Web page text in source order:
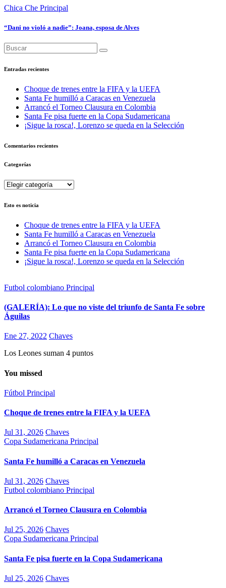
Chica Che Principal
“Dani no violó a nadie”: Joana, esposa de Alves
Entradas recientes
Choque de trenes entre la FIFA y la UEFA
Santa Fe humilló a Caracas en Venezuela
Arrancó el Torneo Clausura en Colombia
Santa Fe pisa fuerte en la Copa Sudamericana
¡Sigue la rosca!, Lorenzo se queda en la Selección
Comentarios recientes
Categorías
Categorías
Esto es noticia
Choque de trenes entre la FIFA y la UEFA
Santa Fe humilló a Caracas en Venezuela
Arrancó el Torneo Clausura en Colombia
Santa Fe pisa fuerte en la Copa Sudamericana
¡Sigue la rosca!, Lorenzo se queda en la Selección
Futbol colombiano Principal
(GALERÍA): Lo que no viste del triunfo de Santa Fe sobre
Águilas
Ene 27, 2022 Chaves
Los Leones suman 4 puntos
You missed
Fútbol Principal
Choque de trenes entre la FIFA y la UEFA
Jul 31, 2026 Chaves
Copa Sudamericana Principal
Santa Fe humilló a Caracas en Venezuela
Jul 31, 2026 Chaves
Futbol colombiano Principal
Arrancó el Torneo Clausura en Colombia
Jul 25, 2026 Chaves
Copa Sudamericana Principal
Santa Fe pisa fuerte en la Copa Sudamericana
Jul 25, 2026 Chaves